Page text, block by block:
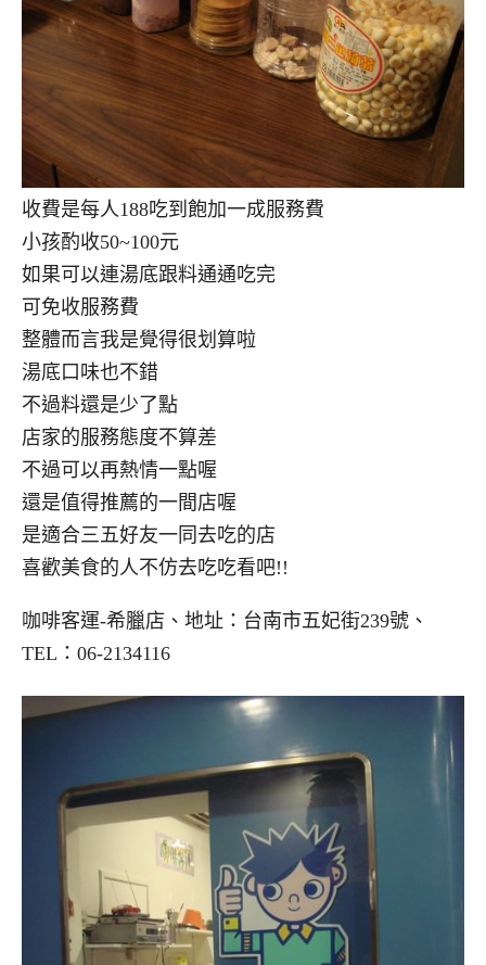
收費是每人188吃到飽加一成服務費
小孩酌收50~100元
如果可以連湯底跟料通通吃完
可免收服務費
整體而言我是覺得很划算啦
湯底口味也不錯
不過料還是少了點
店家的服務態度不算差
不過可以再熱情一點喔
還是值得推薦的一間店喔
是適合三五好友一同去吃的店
喜歡美食的人不仿去吃吃看吧!!
咖啡客運-希臘店、地址：台南市五妃街239號、
TEL：06-2134116